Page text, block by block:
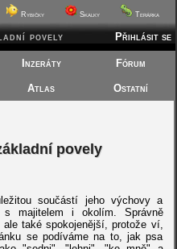
Rybičky Skalky Terárka
Přihlásit se
povely
Inzeráty Fórum
Atlas Ostatní
povely
součástí jeho výchovy a
majitelem i okolím. Správně
také spokojenější, protože ví,
se podíváme na to, jak psa